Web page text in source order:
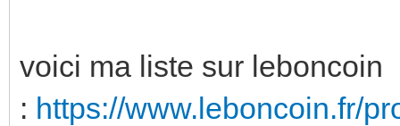
voici ma liste sur leboncoin
: https://www.leboncoin.fr/